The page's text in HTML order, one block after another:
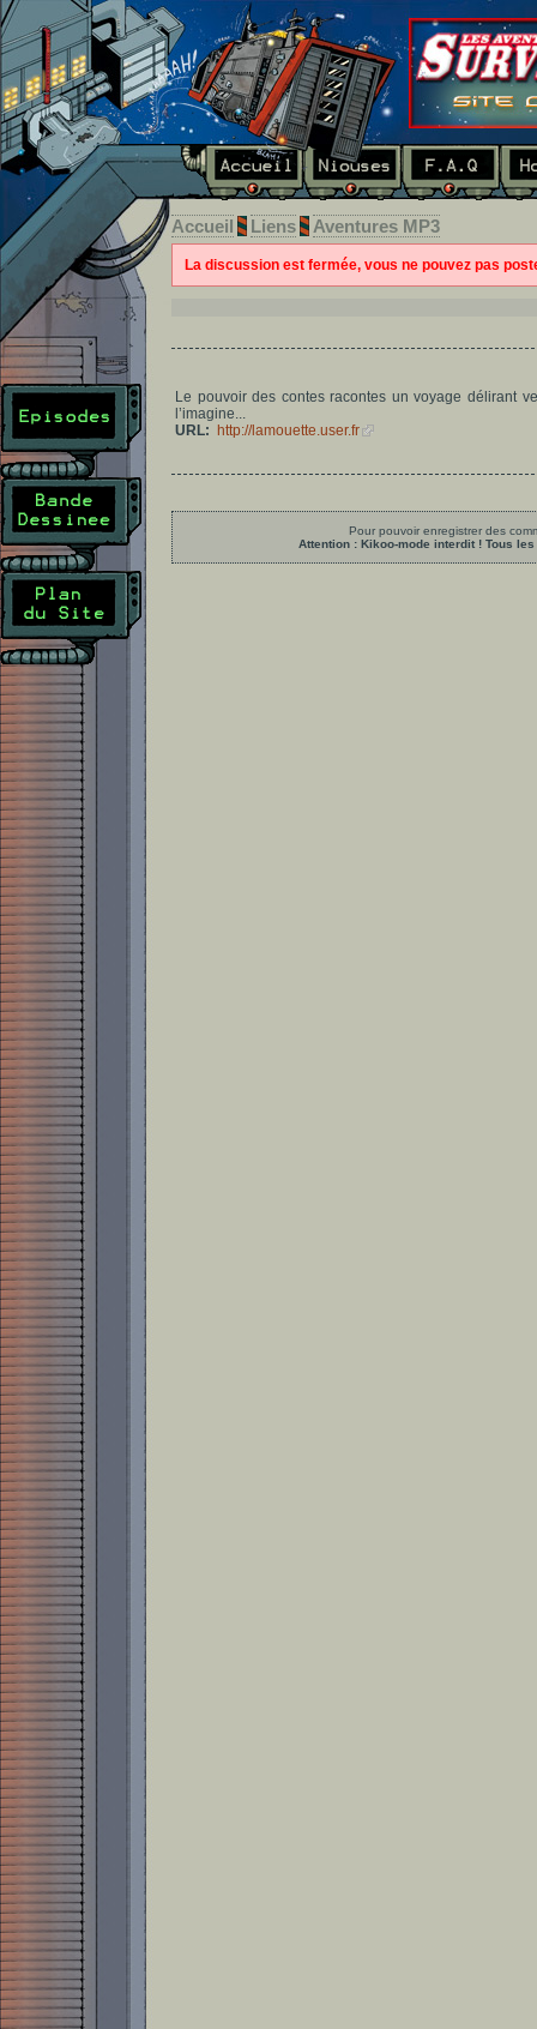
Accueil Liens Aventures MP3
La discussion est fermée, vous ne pouvez pas
Le pouvoir des contes racontes un voyage délirant
l’imagine...
URL:
http://lamouette.user.fr
Pour pouvoir enregistrer des
Attention : Kikoo-mode interdit ! Tous